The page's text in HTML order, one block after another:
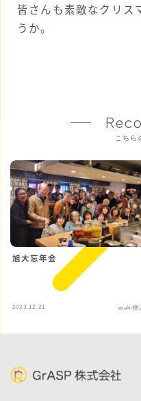
皆さんも素敵なクリス
うか。
こちら
旭大忘年会
2023.12.21 asahi横